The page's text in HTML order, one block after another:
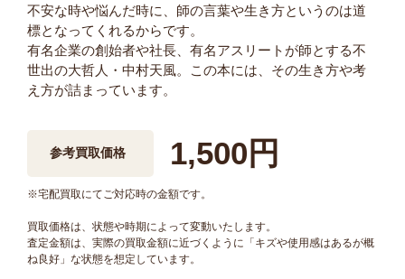
不安な時や悩んだ時に、師の言葉や生き方というのは道
標となってくれるからです。
有名企業の創始者や社長、有名アスリートが師とする不
世出の大哲人・中村天風。この本には、その生き方や考
え方が詰まっています。
参考買取価格 1,500円
※宅配買取にてご対応時の金額です。
買取価格は、状態や時期によって変動いたします。
査定金額は、実際の買取金額に近づくように「キズや使用感はあるが概
ね良好」な状態を想定しています。